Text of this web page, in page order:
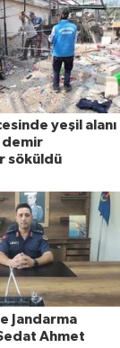
yeşil alanı
demir
söküldü
Jandarma
Ahmet